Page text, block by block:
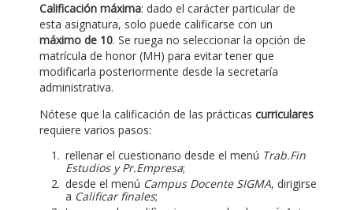
Calificación máxima: dado el carácter particular de
esta asignatura, solo puede calificarse con un
máximo de 10. Se ruega no seleccionar la opción de
matrícula de honor (MH) para evitar tener que
modificarla posteriormente desde la secretaría
administrativa.
Nótese que la calificación de las prácticas curriculares
requiere varios pasos:
rellenar el cuestionario desde el menú Trab.Fin
Estudios y Pr.Empresa;
desde el menú Campus Docente SIGMA, dirigirse
a Calificar finales;